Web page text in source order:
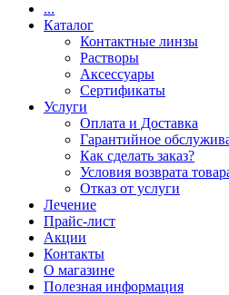
...
Каталог
Контактные линзы
Растворы
Аксессуары
Сертификаты
Услуги
Оплата и Доставка
Гарантийное
Как сделать заказ?
Условия возврата
Отказ от услуги
Лечение
Прайс-лист
Акции
Контакты
О магазине
Полезная информация